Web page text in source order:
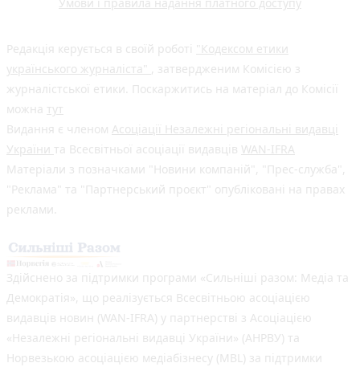
Редакція керується в своїй роботі "Кодексом етики
українського журналіста" , затвердженим Комісією з
журналістської етики. Поскаржитись на матеріал до Комісії
можна тут
Видання є членом Асоціації Незалежні регіональні видавці
України та Всесвітньої асоціації видавців WAN-IFRA
Матеріали з позначками "Новини компаній", "Прес-служба",
"Реклама" та "Партнерський проєкт" опубліковані на правах
реклами.
Здійснено за підтримки програми «Сильніші разом: Медіа та
Демократія», що реалізується Всесвітньою асоціацією
видавців новин (WAN-IFRA) у партнерстві з Асоціацією
«Незалежні регіональні видавці України» (АНРВУ) та
Норвезькою асоціацією медіабізнесу (MBL) за підтримки